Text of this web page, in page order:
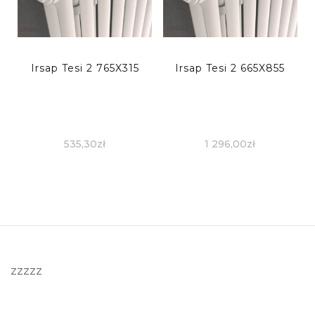
Irsap Tesi 2 765X315
535,30zł
Irsap Tesi 2 665X855
1 296,00zł
zzzzz